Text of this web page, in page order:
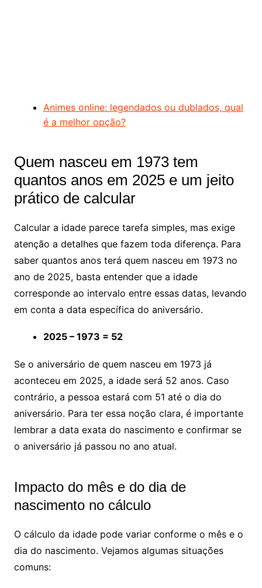
Animes online: legendados ou dublados, qual
é a melhor opção?
Quem nasceu em 1973 tem
quantos anos em 2025 e um jeito
prático de calcular
Calcular a idade parece tarefa simples, mas exige
atenção a detalhes que fazem toda diferença. Para
saber quantos anos terá quem nasceu em 1973 no
ano de 2025, basta entender que a idade
corresponde ao intervalo entre essas datas, levando
em conta a data específica do aniversário.
2025 – 1973 = 52
Se o aniversário de quem nasceu em 1973 já
aconteceu em 2025, a idade será 52 anos. Caso
contrário, a pessoa estará com 51 até o dia do
aniversário. Para ter essa noção clara, é importante
lembrar a data exata do nascimento e confirmar se
o aniversário já passou no ano atual.
Impacto do mês e do dia de
nascimento no cálculo
O cálculo da idade pode variar conforme o mês e o
dia do nascimento. Vejamos algumas situações
comuns: